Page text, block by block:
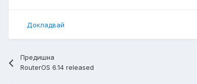
Докладвай
Предишна
RouterOS 6.14 released